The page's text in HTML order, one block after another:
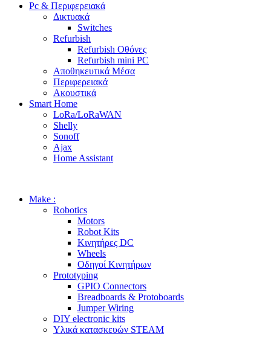
Pc & Περιφερειακά
Δικτυακά
Switches
Refurbish
Refurbish Οθόνες
Refurbish mini PC
Αποθηκευτικά Μέσα
Περιφερειακά
Ακουστικά
Smart Home
LoRa/LoRaWAN
Shelly
Sonoff
Ajax
Home Assistant
Make :
Robotics
Motors
Robot Kits
Κινητήρες DC
Wheels
Οδηγοί Κινητήρων
Prototyping
GPIO Connectors
Breadboards & Protoboards
Jumper Wiring
DIY electronic kits
Υλικά κατασκευών STEAM